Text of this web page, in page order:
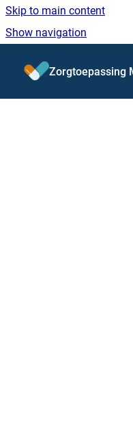
Skip to main content
Show navigation
Go to homepage
Zorgtoepassing